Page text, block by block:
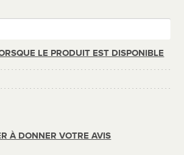
LE PRODUIT EST DISPONIBLE
À DONNER VOTRE AVIS